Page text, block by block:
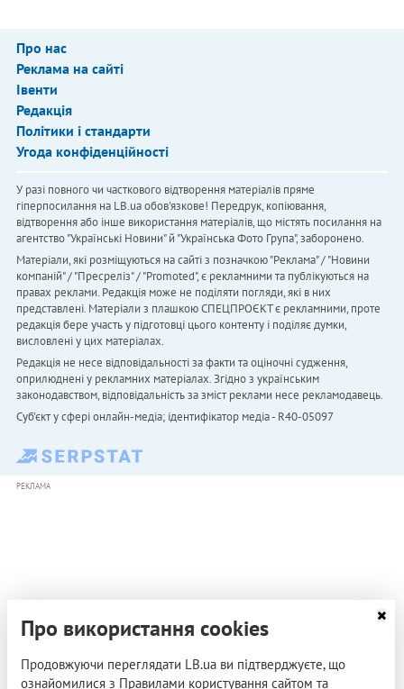
Про нас
Реклама на сайті
Івенти
Редакція
Політики і стандарти
Угода конфіденційності
У разі повного чи часткового відтворення матеріалів пряме
гіперпосилання на LB.ua обов'язкове! Передрук, копіювання,
відтворення або інше використання матеріалів, що містять посилання на
агентство "Українськi Новини" й "Українська Фото Група", заборонено.
Матеріали, які розміщуються на сайті з позначкою "Реклама" / "Новини
компаній" / "Пресреліз" / "Promoted", є рекламними та публікуються на
правах реклами. Редакція може не поділяти погляди, які в них
представлені. Матеріали з плашкою СПЕЦПРОЄКТ є рекламними, проте
редакція бере участь у підготовці цього контенту і поділяє думки,
висловлені у цих матеріалах.
Редакція не несе відповідальності за факти та оціночні судження,
оприлюднені у рекламних матеріалах. Згідно з українським
законодавством, відповідальність за зміст реклами несе рекламодавець.
Cуб'єкт у сфері онлайн-медіа; ідентифікатор медіа - R40-05097
РЕКЛАМА
Про використання cookies
Продовжуючи переглядати LB.ua ви підтверджуєте, що
ознайомилися з Правилами користування сайтом та